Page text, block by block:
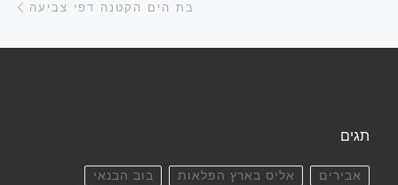
בת הים הקטנה דפי צביעה
תגים
אבירים אליס בארץ הפלאות בוב הבנאי